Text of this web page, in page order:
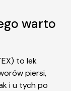
warto
to lek
piersi,
i u tych po